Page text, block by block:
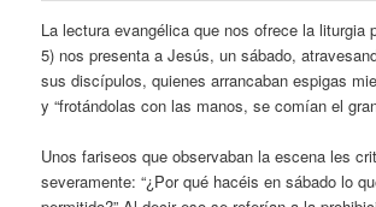
La lectura evangélica que nos ofrece la liturgia
5) nos presenta a Jesús, un sábado,
sus discípulos, quienes arrancaban espigas
y “frotándolas con las manos, se comían el
Unos fariseos que observaban la escena les
severamente: “¿Por qué hacéis en sábado lo